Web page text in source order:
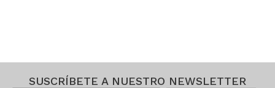
SUSCRÍBETE A NUESTRO NEWSLETTER